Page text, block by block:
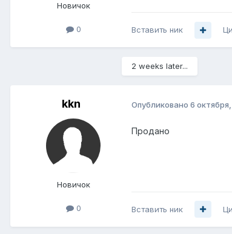
Новичок
0 Вставить ник
2 weeks later...
kkn
Новичок
0
Опубликовано 6
Продано
Вставить ник